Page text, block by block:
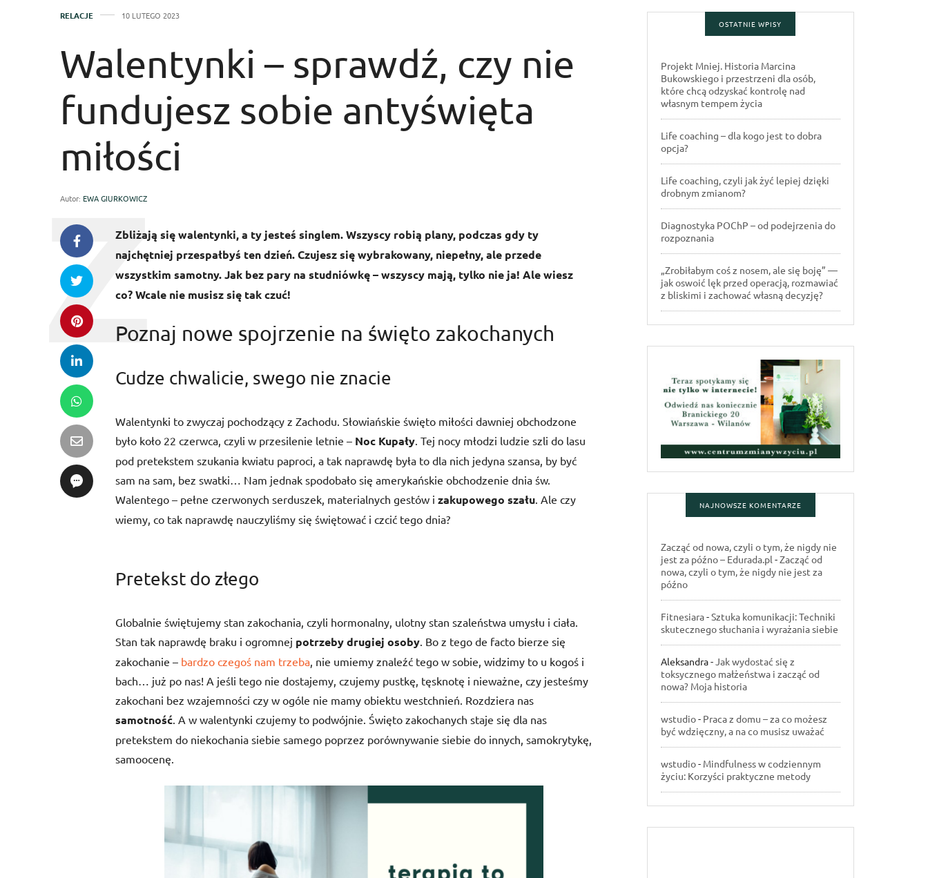
RELACJE 10 LUTEGO 2023
Walentynki – sprawdź, czy nie
fundujesz sobie antyświęta
miłości
Autor: EWA GIURKOWICZ
Zbliżają się walentynki, a ty jesteś singlem. Wszyscy robią plany, podczas gdy ty
najchętniej przespałbyś ten dzień. Czujesz się wybrakowany, niepełny, ale przede
wszystkim samotny. Jak bez pary na studniówkę – wszyscy mają, tylko nie ja! Ale wiesz
co? Wcale nie musisz się tak czuć!
Poznaj nowe spojrzenie na święto zakochanych
Cudze chwalicie, swego nie znacie
Walentynki to zwyczaj pochodzący z Zachodu. Słowiańskie święto miłości dawniej obchodzone
było koło 22 czerwca, czyli w przesilenie letnie – Noc Kupały. Tej nocy młodzi ludzie szli do lasu
pod pretekstem szukania kwiatu paproci, a tak naprawdę była to dla nich jedyna szansa, by być
sam na sam, bez swatki… Nam jednak spodobało się amerykańskie obchodzenie dnia św.
Walentego – pełne czerwonych serduszek, materialnych gestów i zakupowego szału. Ale czy
wiemy, co tak naprawdę nauczyliśmy się świętować i czcić tego dnia?
Pretekst do złego
Globalnie świętujemy stan zakochania, czyli hormonalny, ulotny stan szaleństwa umysłu i ciała.
Stan tak naprawdę braku i ogromnej potrzeby drugiej osoby. Bo z tego de facto bierze się
zakochanie – bardzo czegoś nam trzeba, nie umiemy znaleźć tego w sobie, widzimy to u kogoś i
bach… już po nas! A jeśli tego nie dostajemy, czujemy pustkę, tęsknotę i nieważne, czy jesteśmy
zakochani bez wzajemności czy w ogóle nie mamy obiektu westchnień. Rozdziera nas
samotność. A w walentynki czujemy to podwójnie. Święto zakochanych staje się dla nas
pretekstem do niekochania siebie samego poprzez porównywanie siebie do innych, samokrytykę,
samoocenę.
OSTATNIE WPISY
Projekt Mniej. Historia Marcina
Bukowskiego i przestrzeni dla osób,
które chcą odzyskać kontrolę nad
własnym tempem życia
Life coaching – dla kogo jest to dobra
opcja?
Life coaching, czyli jak żyć lepiej dzięki
drobnym zmianom?
Diagnostyka POChP – od podejrzenia do
rozpoznania
„Zrobiłabym coś z nosem, ale się boję” —
jak oswoić lęk przed operacją, rozmawiać
z bliskimi i zachować własną decyzję?
NAJNOWSZE KOMENTARZE
Zacząć od nowa, czyli o tym, że nigdy nie
jest za późno – Edurada.pl -Zacząć od
nowa, czyli o tym, że nigdy nie jest za
późno
Fitnesiara-Sztuka komunikacji: Techniki
skutecznego słuchania i wyrażania siebie
Aleksandra-Jak wydostać się z
toksycznego małżeństwa i zacząć od
nowa? Moja historia
wstudio- Praca z domu – za co możesz
być wdzięczny, a na co musisz uważać
wstudio- Mindfulness w codziennym
życiu: Korzyści praktyczne metody